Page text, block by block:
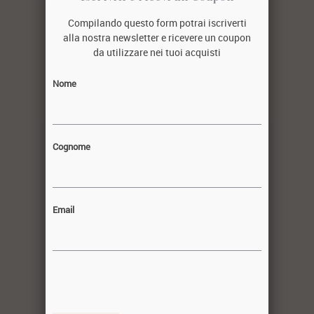
montagna e il clima a regalare proprietà
antiossidanti e curative.
Nei nostri campi non usiamo prodotti
fitosanitari, le coltivazioni sono
biologiche e certificate, e ci aiutano a
Compilando questo form potrai iscriverti
alla nostra newsletter e ricevere un coupon
da utilizzare nei tuoi acquisti
Nome
Cognome
Email